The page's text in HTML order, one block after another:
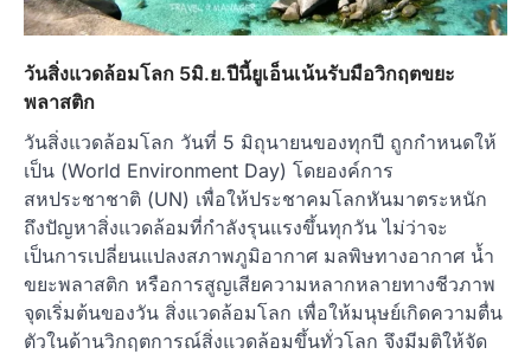
วันสิ่งแวดล้อมโลก 5มิ.ย.ปีนี้ยูเอ็นเน้นรับมือวิกฤตขยะ
พลาสติก
วันสิ่งแวดล้อมโลก วันที่ 5 มิถุนายนของทุกปี ถูกกำหนดให้
เป็น (World Environment Day) โดยองค์การ
สหประชาชาติ (UN) เพื่อให้ประชาคมโลกหันมาตระหนัก
ถึงปัญหาสิ่งแวดล้อมที่กำลังรุนแรงขึ้นทุกวัน ไม่ว่าจะ
เป็นการเปลี่ยนแปลงสภาพภูมิอากาศ มลพิษทางอากาศ น้ำ
ขยะพลาสติก หรือการสูญเสียความหลากหลายทางชีวภาพ
จุดเริ่มต้นของวัน สิ่งแวดล้อมโลก เพื่อให้มนุษย์เกิดความตื่น
ตัวในด้านวิกฤตการณ์สิ่งแวดล้อมขึ้นทั่วโลก จึงมีมติให้จัด